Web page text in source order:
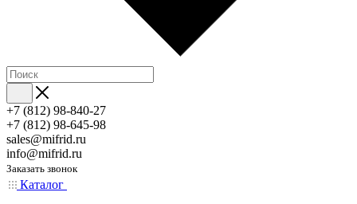
+7 (812) 98-840-27
+7 (812) 98-645-98
sales@mifrid.ru
info@mifrid.ru
Заказать звонок
Каталог